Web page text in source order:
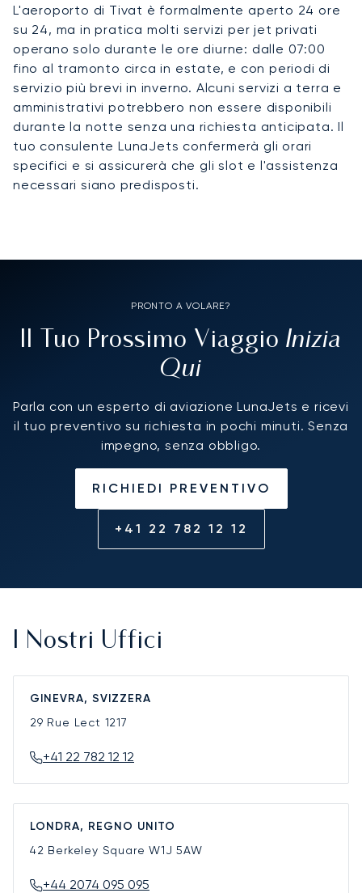
L'aeroporto di Tivat è formalmente aperto 24 ore
su 24, ma in pratica molti servizi per jet privati
operano solo durante le ore diurne: dalle 07:00
fino al tramonto circa in estate, e con periodi di
servizio più brevi in inverno. Alcuni servizi a terra e
amministrativi potrebbero non essere disponibili
durante la notte senza una richiesta anticipata. Il
tuo consulente LunaJets confermerà gli orari
specifici e si assicurerà che gli slot e l'assistenza
necessari siano predisposti.
PRONTO A VOLARE?
Il Tuo Prossimo Viaggio Inizia
Qui
Parla con un esperto di aviazione LunaJets e ricevi
il tuo preventivo su richiesta in pochi minuti. Senza
impegno, senza obbligo.
RICHIEDI PREVENTIVO
+41 22 782 12 12
I Nostri Uffici
GINEVRA, SVIZZERA
29 Rue Lect 1217
+41 22 782 12 12
LONDRA, REGNO UNITO
42 Berkeley SquareW1J 5AW
+44 2074 095 095